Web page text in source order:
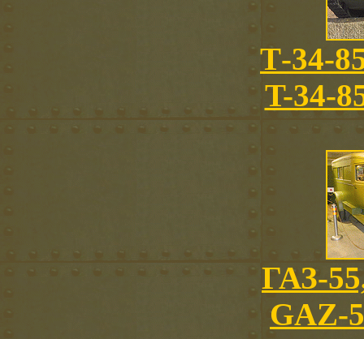
Т-34-
T-34-
ГАЗ-
GAZ-